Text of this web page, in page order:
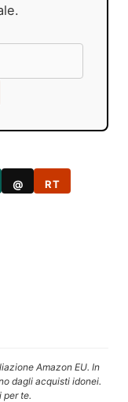
@ RT
Amazon EU. In
dagli acquisti idonei.
per te.